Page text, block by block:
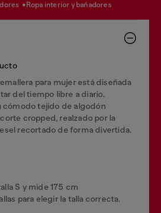
ropa interior y bañadores
para mujer está diseñada
del tiempo libre a diario.
cómodo tejido de algodón
cropped, realzado por la
recortado de forma divertida.
S y mide 175 cm
para elegir la talla correcta.